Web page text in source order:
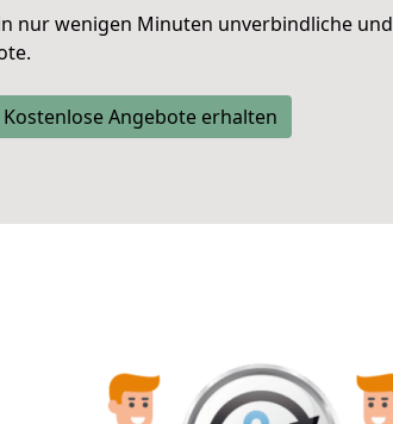
nur wenigen Minuten unverbindliche und
Kostenlose Angebote erhalten